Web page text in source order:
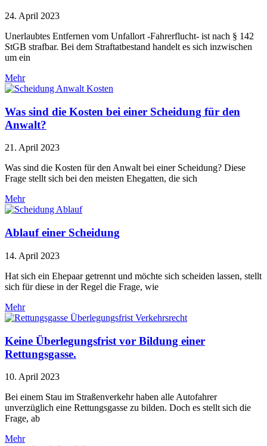
24. April 2023
Unerlaubtes Entfernen vom Unfallort -Fahrerflucht- ist nach § 142
StGB strafbar. Bei dem Straftatbestand handelt es sich inzwischen
um ein
Mehr
Was sind die Kosten bei einer Scheidung für den
Anwalt?
21. April 2023
Was sind die Kosten für den Anwalt bei einer Scheidung? Diese
Frage stellt sich bei den meisten Ehegatten, die sich
Mehr
Ablauf einer Scheidung
14. April 2023
Hat sich ein Ehepaar getrennt und möchte sich scheiden lassen, stellt
sich für diese in der Regel die Frage, wie
Mehr
Keine Überlegungsfrist vor Bildung einer
Rettungsgasse.
10. April 2023
Bei einem Stau im Straßenverkehr haben alle Autofahrer
unverzüglich eine Rettungsgasse zu bilden. Doch es stellt sich die
Frage, ab
Mehr